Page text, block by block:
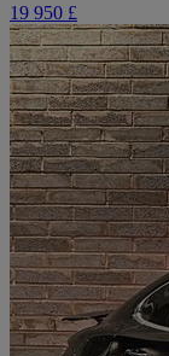
19 950 £